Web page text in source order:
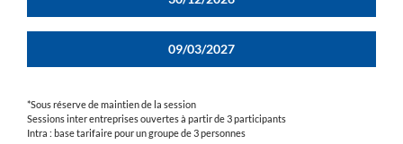
09/03/2027
*Sous réserve de maintien de la session
Sessions inter entreprises ouvertes à partir de 3 participants
Intra : base tarifaire pour un groupe de 3 personnes